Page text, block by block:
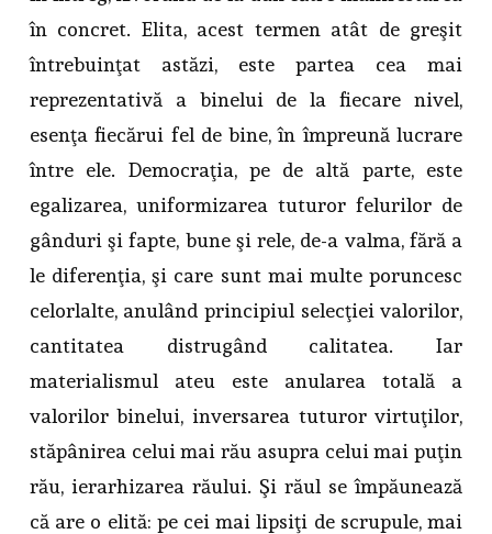
în concret. Elita, acest termen atât de greşit
întrebuinţat astăzi, este partea cea mai
reprezentativă a binelui de la fiecare nivel,
esenţa fiecărui fel de bine, în împreună lucrare
între ele. Democraţia, pe de altă parte, este
egalizarea, uniformizarea tuturor felurilor de
gânduri şi fapte, bune şi rele, de-a valma, fără a
le diferenţia, şi care sunt mai multe poruncesc
celorlalte, anulând principiul selecţiei valorilor,
cantitatea distrugând calitatea. Iar
materialismul ateu este anularea totală a
valorilor binelui, inversarea tuturor virtuţilor,
stăpânirea celui mai rău asupra celui mai puţin
rău, ierarhizarea răului. Şi răul se împăunează
că are o elită: pe cei mai lipsiţi de scrupule, mai